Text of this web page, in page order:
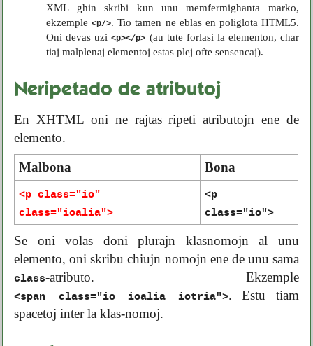
XML ghin skribi kun unu memfermighanta marko,
ekzemple<p/>. Tio tamen ne eblas en poliglota HTML5.
Oni devas uzi<p></p> (au tute forlasi la elementon, char
tiaj malplenaj elementoj estas plej ofte sensencaj).
Neripetado de atributoj
En XHTML oni ne rajtas ripeti atributojn ene de
elemento.
Malbona
Bona
<p class="io"
class="ioalia">
<p
class="io">
Se oni volas doni plurajn klasnomojn al unu
elemento, oni skribu chiujn nomojn ene de unu sama
class-atributo. Ekzemple
<span class="io ioalia iotria">. Estu tiam
spacetoj inter la klas-nomoj.